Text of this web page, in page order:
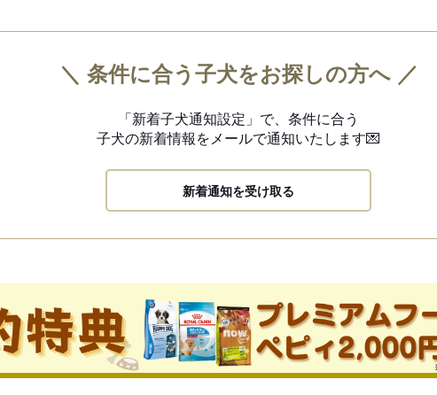
＼ 条件に合う子犬をお探しの方へ ／
「新着子犬通知設定」で、 条件に合う
子犬の新着情報をメールで通知いたします💌
新着通知を受け取る